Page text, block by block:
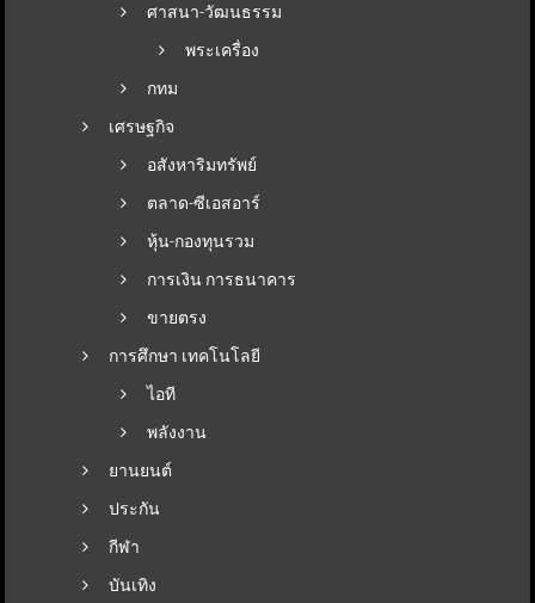
ศาสนา-วัฒนธรรม
พระเครื่อง
กทม
เศรษฐกิจ
อสังหาริมทรัพย์
ตลาด-ซีเอสอาร์
หุ้น-กองทุนรวม
การเงิน การธนาคาร
ขายตรง
การศึกษา เทคโนโลยี
ไอที
พลังงาน
ยานยนต์
ประกัน
กีฬา
บันเทิง